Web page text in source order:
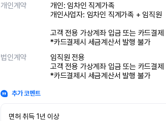
개인계약
개인: 임차인 직계가족
개인사업자: 임차인 직계가족 + 임직원
고객 전용 가상계좌 입금 또는 카드결
*카드결제시 세금계산서 발행 불가
법인계약
임직원 전용
고객 전용 가상계좌 입금 또는 카드결제
*카드결제시 세금계산서 발행 불가
추가 코멘트
면허 취득 1년 이상